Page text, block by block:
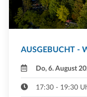
AUSGEBUCHT -
Do, 6. August
17:30 - 19:30